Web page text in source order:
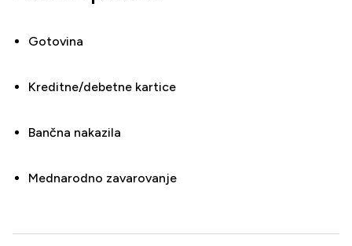
Gotovina
Kreditne/debetne kartice
Bančna nakazila
Mednarodno zavarovanje